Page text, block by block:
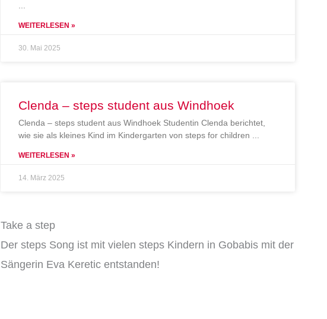
WEITERLESEN »
30. Mai 2025
Clenda – steps student aus Windhoek
Clenda – steps student aus Windhoek Studentin Clenda berichtet,
wie sie als kleines Kind im Kindergarten von steps for children
WEITERLESEN »
14. März 2025
Take a step
Der steps Song ist mit vielen steps Kindern in Gobabis mit der
Sängerin Eva Keretic entstanden!